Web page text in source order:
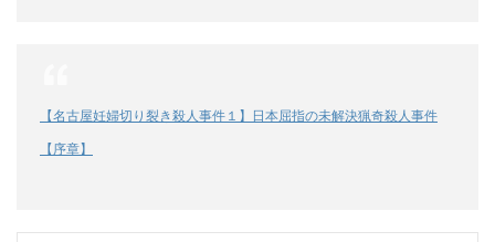
【名古屋妊婦切り裂き殺人事件１】日本屈指の未解決猟奇殺人事件
【序章】